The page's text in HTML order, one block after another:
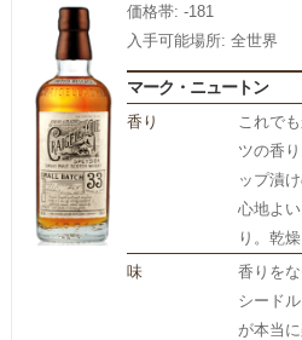
価格帯: -181
入手可能場所: 全世界
マーク・ニュートン
香り
これで
ツの香
ップ漬
心地よ
り。乾
味
香りを
シード
が本当